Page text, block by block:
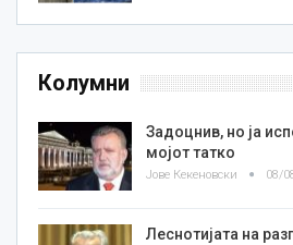
Колумни
Задоцнив, но ја
мојот татко
Јове Кекеновски 08/
Леснотијата на